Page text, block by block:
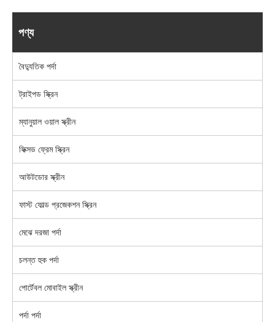
পণ্য
বৈদ্যুতিক পর্দা
ট্রাইপড স্ক্রিন
ম্যানুয়াল ওয়াল স্ক্রীন
ফিক্সড ফ্রেম স্ক্রিন
আউটডোর স্ক্রীন
ফাস্ট ফোল্ড প্রজেকশন স্ক্রিন
মেঝে দরজা পর্দা
চলন্ত হুক পর্দা
পোর্টেবল মোবাইল স্ক্রীন
পর্দা পর্দা